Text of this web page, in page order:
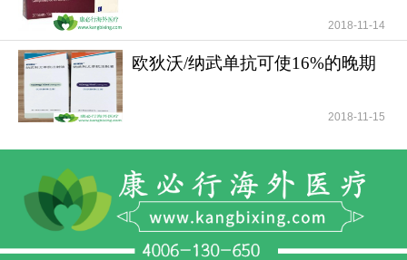
2018-11-14
欧狄沃/纳武单抗可使16%的晚期
2018-11-15